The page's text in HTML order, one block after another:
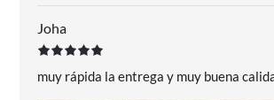
Joha
muy rápida la entrega y muy buena